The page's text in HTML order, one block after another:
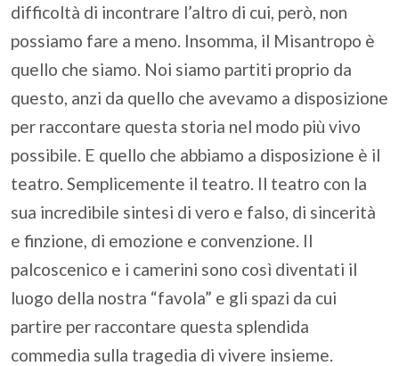
difficoltà di incontrare l’altro di cui, però, non
possiamo fare a meno. Insomma, il Misantropo è
quello che siamo. Noi siamo partiti proprio da
questo, anzi da quello che avevamo a disposizione
per raccontare questa storia nel modo più vivo
possibile. E quello che abbiamo a disposizione è il
teatro. Semplicemente il teatro. Il teatro con la
sua incredibile sintesi di vero e falso, di sincerità
e finzione, di emozione e convenzione. Il
palcoscenico e i camerini sono così diventati il
luogo della nostra “favola” e gli spazi da cui
partire per raccontare questa splendida
commedia sulla tragedia di vivere insieme.